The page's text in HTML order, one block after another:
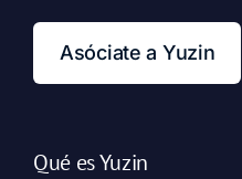
Asóciate a Yuzin
Qué es Yuzin